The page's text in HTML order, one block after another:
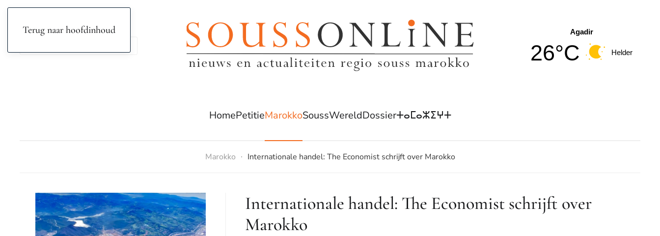
Terug naar hoofdinhoud Agadir
26°C Helder
HomePetitieMarokkoSoussWereldDossierⵜⴰⵎⴰⵣⵉⵖⵜ
Marokko Internationale handel: The Economist schrijft over Marokko
Internationale handel: The Economist schrijft over
Marokko